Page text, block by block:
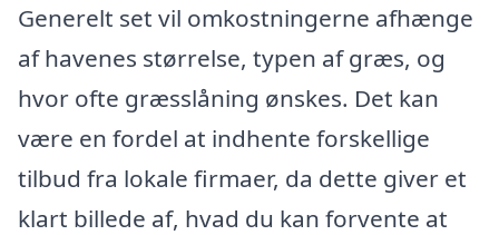
Generelt set vil omkostningerne afhænge
af havenes størrelse, typen af græs, og
hvor ofte græsslåning ønskes. Det kan
være en fordel at indhente forskellige
tilbud fra lokale firmaer, da dette giver et
klart billede af, hvad du kan forvente at